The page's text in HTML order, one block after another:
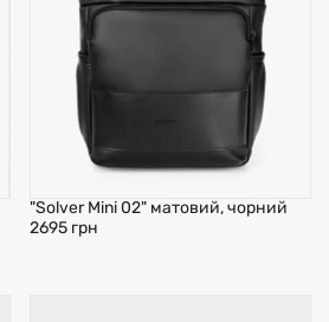
"Solver Mini 02" матовий, чорний
2695 грн